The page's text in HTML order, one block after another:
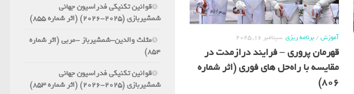
آموزش/برنامه ریزی سپتامبر 16, 2025
قهرمان پروری – فرایند درازمدت در
مقایسه با راه‌حل های فوری (اثر شماره
806)
قوانین تکنیکی فدراسیون جهانی
شمشیربازی (2025-2026) (اثر شماره 855)
مثلث والدین-شمشیرباز -مربی (اثر شماره
854)
قوانین تکنیکی فدراسیون جهانی
شمشیربازی (2025-2026) (اثر شماره 853)